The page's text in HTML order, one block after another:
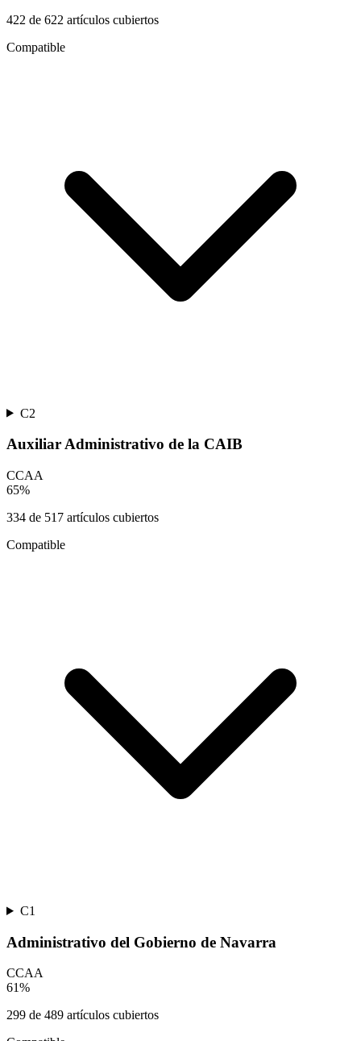
422 de 622 artículos cubiertos
Compatible
C2
Auxiliar Administrativo de la CAIB
CCAA
65%
334 de 517 artículos cubiertos
Compatible
C1
Administrativo del Gobierno de Navarra
CCAA
61%
299 de 489 artículos cubiertos